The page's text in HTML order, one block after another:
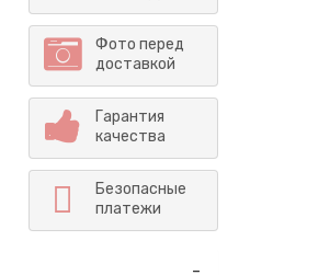
Фото перед
доставкой
Гарантия
качества
Безопасные
платежи